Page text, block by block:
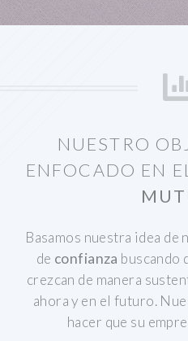
NUESTRO
ENFOCADO EN
Basamos nuestra idea de
de confianza buscando
crezcan de manera
ahora y en el futuro.
hacer que su